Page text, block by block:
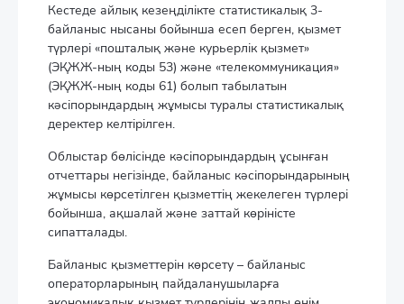
Кестеде айлық кезеңділікте статистикалық 3-
байланыс нысаны бойынша есеп берген, қызмет
түрлері «пошталық және курьерлік қызмет»
(ЭҚЖЖ-ның коды 53) және «телекоммуникация»
(ЭҚЖЖ-ның коды 61) болып табылатын
кәсіпорындардың жұмысы туралы статистикалық
деректер келтірілген.
Облыстар бөлісінде кәсіпорындардың ұсынған
отчеттары негізінде, байланыс кәсіпорындарының
жұмысы көрсетілген қызметтің жекелеген түрлері
бойынша, ақшалай және заттай көріністе
сипатталады.
Байланыс қызметтерін көрсету – байланыс
операторларының пайдаланушыларға